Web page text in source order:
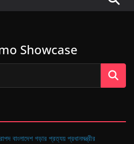
Showcase
বাংলাদেশ গড়ার প্রত্যয় প্রধানমন্ত্রীর